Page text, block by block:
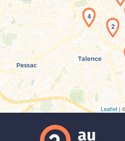
Chargement de
2
4
Leaflet |